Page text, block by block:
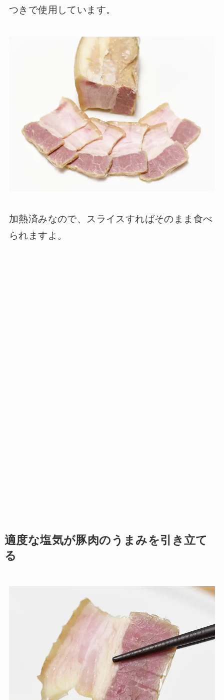
つきで使用しています。
加熱済みなので、スライスすればそのまま食べ
られますよ。
適度な塩気が豚肉のうまみを引き立て
る